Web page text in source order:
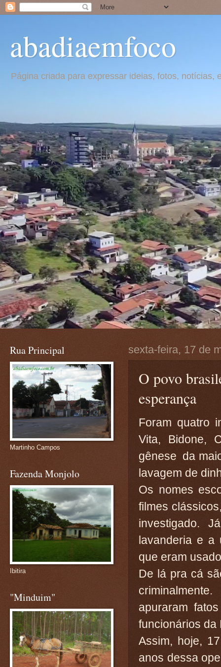
abadiaemfoco
Página criada para expressar ideias, fotos,
sexta-feira, 17 de
O povo
esperança
Foram quatro
Vita, Bidone,
gênese da
lavagem de
Os nomes
filmes
investigado.
lavanderia e a
que eram
De lá pra cá
apuraram
funcionários da
Assim, hoje,
anos dessa
Rua Principal
Martinho Campos
Fazenda Monjolo
Ibitira
"Minduim"